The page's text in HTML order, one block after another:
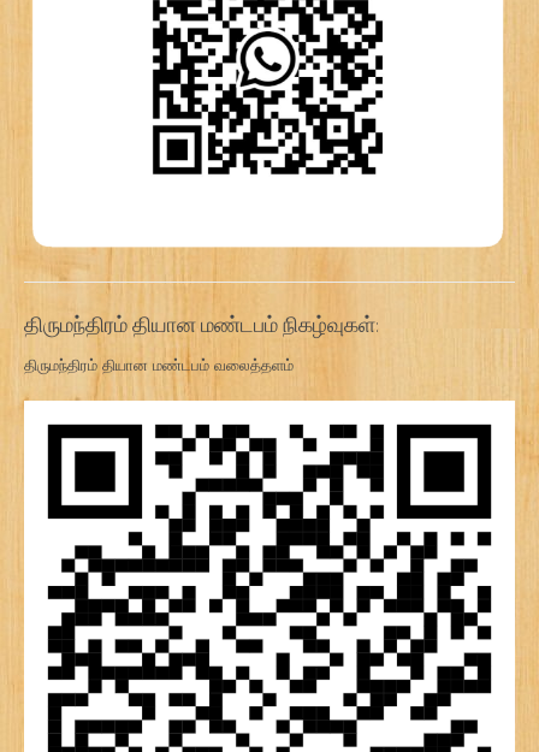
திருமந்திரம் தியான மண்டபம் நிகழ்வுகள்:
திருமந்திரம் தியான மண்டபம் வலைத்தளம்